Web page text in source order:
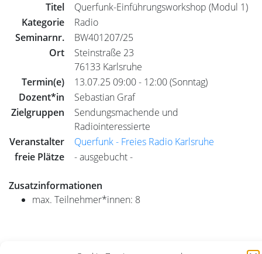
Titel
Querfunk-Einführungsworkshop (Modul 1)
Kategorie
Radio
Seminarnr.
BW401207/25
Ort
Steinstraße 23
76133 Karlsruhe
Termin(e)
13.07.25 09:00 - 12:00 (Sonntag)
Dozent*in
Sebastian Graf
Zielgruppen
Sendungsmachende und
Radiointeressierte
Veranstalter
Querfunk - Freies Radio Karlsruhe
freie Plätze
- ausgebucht -
Zusatzinformationen
max. Teilnehmer*innen: 8